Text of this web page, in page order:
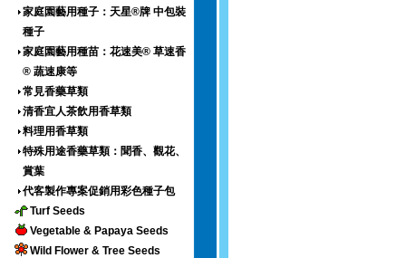
家庭園藝用種子：天星®牌 中包裝
種子
家庭園藝用種苗：花速美® 草速香
® 蔬速康等
常見香藥草類
清香宜人茶飲用香草類
料理用香草類
特殊用途香藥草類：聞香、觀花、
賞葉
代客製作專案促銷用彩色種子包
Turf Seeds
Vegetable & Papaya Seeds
Wild Flower & Tree Seeds